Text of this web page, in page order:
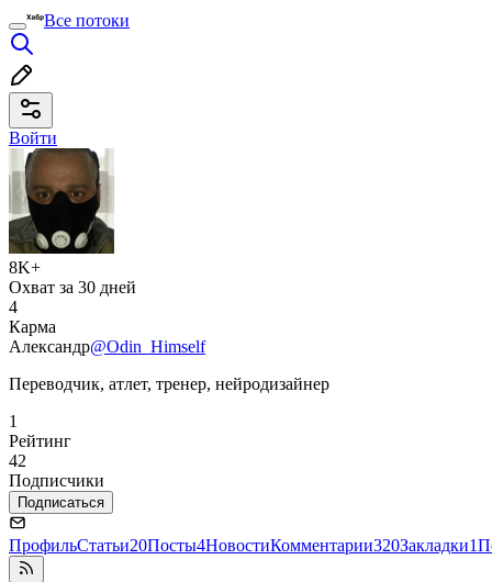
Все потоки
Войти
8K+
Охват за 30 дней
4
Карма
Александр@Odin_Himself
Переводчик, атлет, тренер, нейродизайнер
1
Рейтинг
42
Подписчики
Подписаться
ПрофильСтатьи20Посты4НовостиКомментарии320Закладки1